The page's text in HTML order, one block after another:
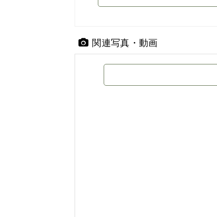
関連写真・動画